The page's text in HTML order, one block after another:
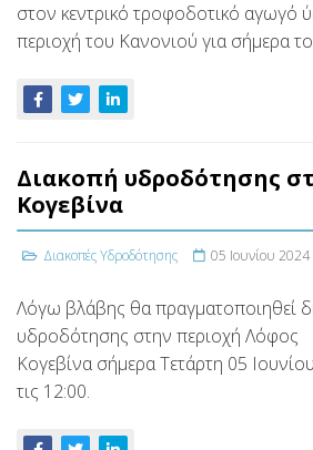
στον κεντρικό τροφοδοτικό αγωγό
περιοχή του Κανονιού για σήμερα
Διακοπή υδροδότησης
Κογεβίνα
Διακοπές Υδροδότησης 05 Ιουνίου 2024
Λόγω βλάβης θα πραγματοποιηθεί
υδροδότησης στην περιοχή Λόφος
Κογεβίνα σήμερα Τετάρτη 05
τις 12:00.